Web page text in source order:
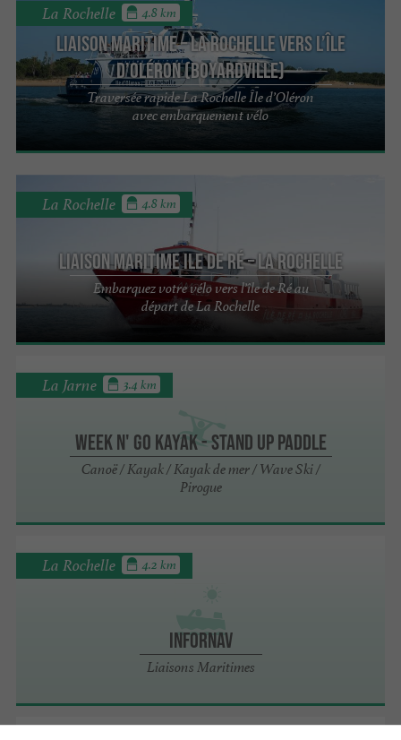
LIAISON MARITIME – La Rochelle vers L’île
d’Oléron (Boyardville)
Traversée rapide La Rochelle Île d’Oléron
avec embarquement vélo
La Rochelle 4.8 km
Liaison Maritime Ile de Ré – La Rochelle
Embarquez votre vélo vers l’île de Ré au
départ de La Rochelle
La Rochelle 4.8 km
Week n' Go Kayak - Stand up Paddle
Canoë / Kayak / Kayak de mer / Wave Ski /
Pirogue
La Jarne 3.4 km
Infornav
Liaisons Maritimes
La Rochelle 4.2 km